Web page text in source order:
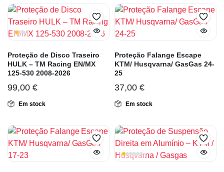
Proteção de Disco Traseiro
HULK – TM Racing EN/MX
125-530 2008-2026
99,00 €
Em stock
Proteção Falange Escape
KTM/ Husqvarna/ GasGas 24-
25
37,00 €
Em stock